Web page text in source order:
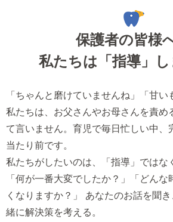
保護者の皆様
私たちは「指導」し
「ちゃんと磨けていませんね」「甘い
私たちは、お父さんやお母さんを責め
て言いません。育児で毎日忙しい中、
当たり前です。
私たちがしたいのは、「指導」ではな
「何が一番大変でしたか？」「どん
くなりますか？」 あなたのお話を聞
緒に解決策を考える。